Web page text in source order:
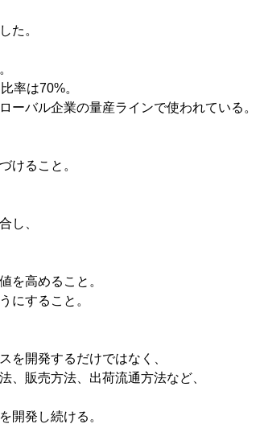
た。
率は70%。
ーバル企業の量産ラインで使われている。
けること。
し、
を高めること。
にすること。
を開発するだけではなく、
、販売方法、出荷流通方法など、
開発し続ける。